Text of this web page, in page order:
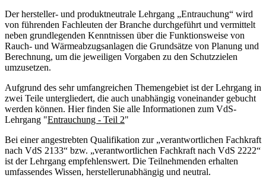
Der hersteller- und produktneutrale Lehrgang „Entrauchung“ wird
von führenden Fachleuten der Branche durchgeführt und vermittelt
neben grundlegenden Kenntnissen über die Funktionsweise von
Rauch- und Wärmeabzugsanlagen die Grundsätze von Planung und
Berechnung, um die jeweiligen Vorgaben zu den Schutzzielen
umzusetzen.
Aufgrund des sehr umfangreichen Themengebiet ist der Lehrgang in
zwei Teile untergliedert, die auch unabhängig voneinander gebucht
werden können. Hier finden Sie alle Informationen zum VdS-
Lehrgang "Entrauchung - Teil 2"
Bei einer angestrebten Qualifikation zur „verantwortlichen Fachkraft
nach VdS 2133“ bzw. „verantwortlichen Fachkraft nach VdS 2222“
ist der Lehrgang empfehlenswert. Die Teilnehmenden erhalten
umfassendes Wissen, herstellerunabhängig und neutral.